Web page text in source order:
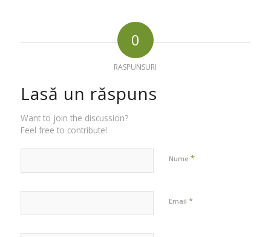
0
RASPUNSURI
Lasă un răspuns
Want to join the discussion?
Feel free to contribute!
Nume *
Email *